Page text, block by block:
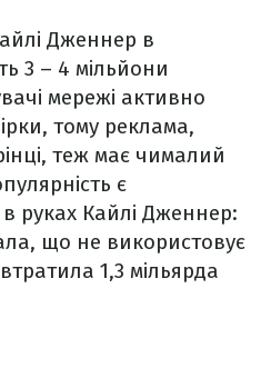
Дженнер в
3 – 4 мільйони
мережі активно
тому реклама,
теж має чималий
є
руках Кайлі Дженнер:
що не використовує
1,3 мільярда